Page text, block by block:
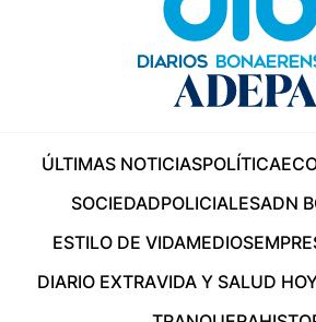
ÚLTIMAS NOTICIASPOLÍTICA
SOCIEDADPOLICIALESADN
ESTILO DE VIDAMEDIOS
DIARIO EXTRAVIDA Y SALUD